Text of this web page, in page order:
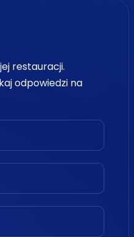
restauracji.
odpowiedzi na